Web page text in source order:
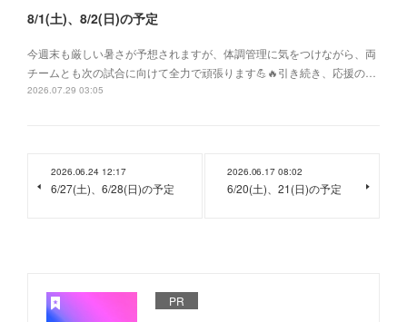
8/1(土)、8/2(日)の予定
今週末も厳しい暑さが予想されますが、体調管理に気をつけながら、両
チームとも次の試合に向けて全力で頑張ります💪🔥引き続き、応援の…
2026.07.29 03:05
2026.06.24 12:17
6/27(土)、6/28(日)の予定
2026.06.17 08:02
6/20(土)、21(日)の予定
PR